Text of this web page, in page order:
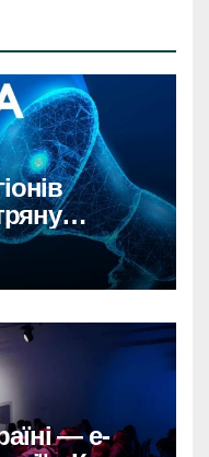
тривога в
— e-